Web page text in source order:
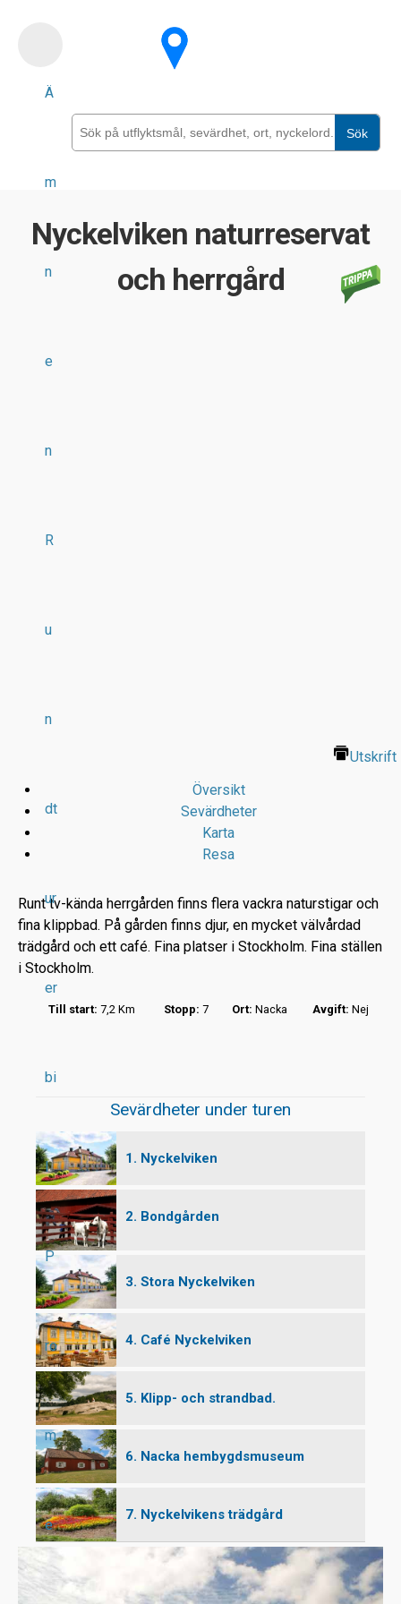
Ä
m
n
e
n
R
u
n
dt
ur
er
bi
l
P
ro
m
e
Sök
Nyckelviken naturreservat
och herrgård
Utskrift
Översikt
Sevärdheter
Karta
Resa
Runt tv-kända herrgården finns flera vackra naturstigar och
fina klippbad. På gården finns djur, en mycket välvårdad
trädgård och ett café. Fina platser i Stockholm. Fina ställen
i Stockholm.
Till start: 7,2 Km Stopp: 7 Ort: Nacka Avgift: Nej
Sevärdheter under turen
1. Nyckelviken
2. Bondgården
3. Stora Nyckelviken
4. Café Nyckelviken
5. Klipp- och strandbad.
6. Nacka hembygdsmuseum
7. Nyckelvikens trädgård